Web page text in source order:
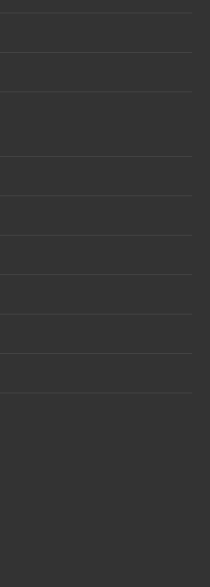
躍進を呼び込む縁起物─2026
本画の巨匠たち」新作5アイテ
品のお知らせ【色紙 コットン
海外でも人気！和の魅力たっ